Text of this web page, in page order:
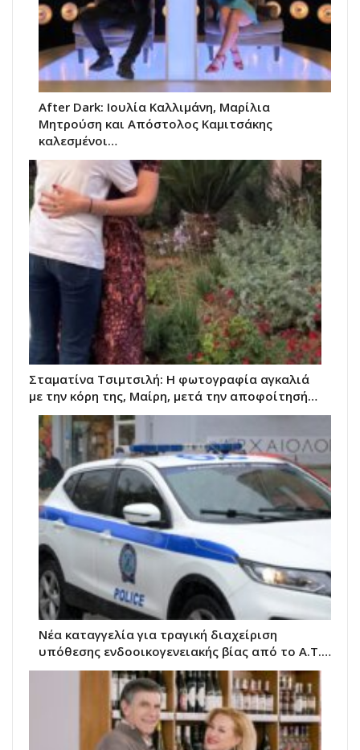
After Dark: Ιουλία Καλλιμάνη, Μαρίλια
Μητρούση και Απόστολος Καμιτσάκης
καλεσμένοι…
Σταματίνα Τσιμτσιλή: Η φωτογραφία αγκαλιά
με την κόρη της, Μαίρη, μετά την αποφοίτησή…
Νέα καταγγελία για τραγική διαχείριση
υπόθεσης ενδοοικογενειακής βίας από το Α.Τ.…